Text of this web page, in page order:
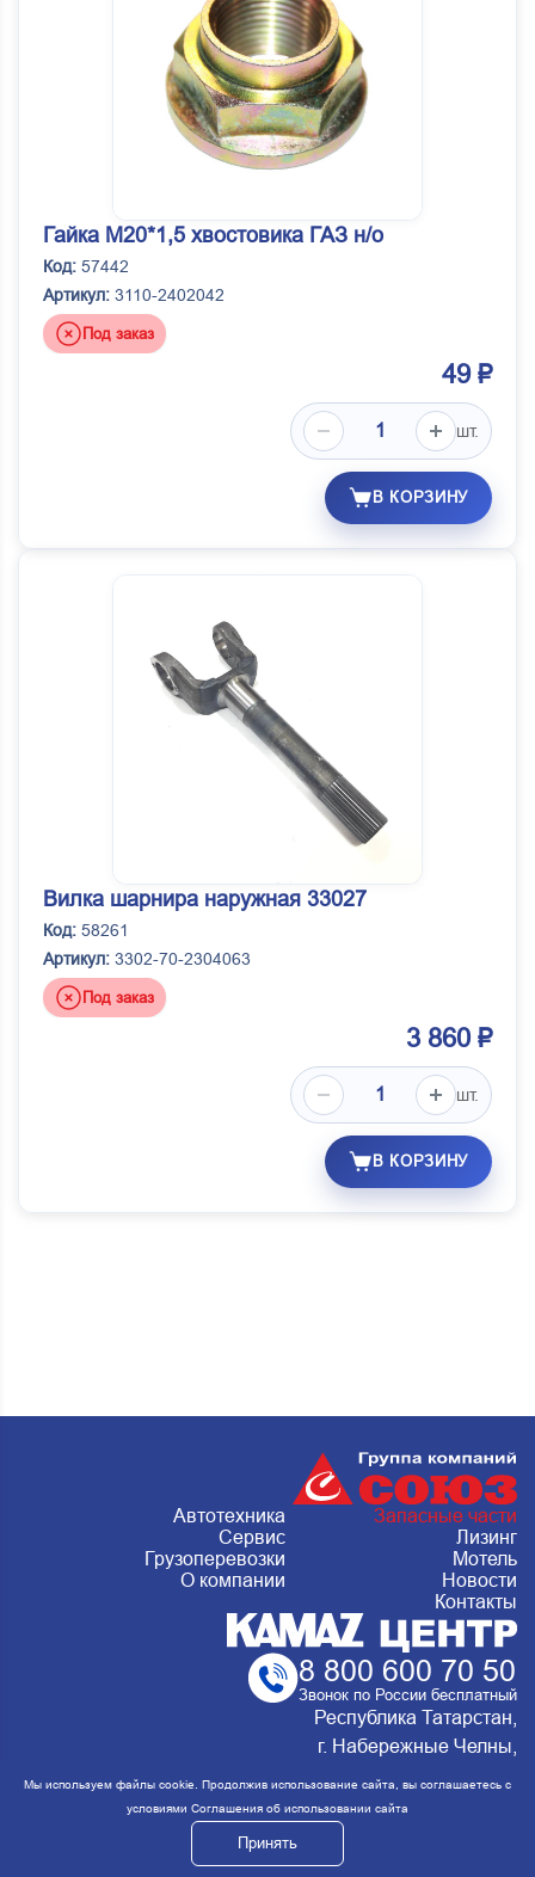
Гайка М20*1,5 хвостовика ГАЗ н/о
Код: 57442
Артикул: 3110-2402042
Под заказ
49 ₽
шт.
В КОРЗИНУ
Вилка шарнира наружная 33027
Код: 58261
Артикул: 3302-70-2304063
Под заказ
3 860 ₽
шт.
В КОРЗИНУ
Автотехника
Запасные части
Сервис
Лизинг
Грузоперевозки
Мотель
О компании
Новости
Контакты
8 800 600 70 50
Звонок по России бесплатный
Республика Татарстан,
г. Набережные Челны,
Металлургическая 15, стр.2 Сервис:
ежедневно с 8:00 до 20:00
Мы используем файлы cookie. Продолжив использование сайта, вы соглашаетесь с
условиями Соглашения об использовании сайта
Принять